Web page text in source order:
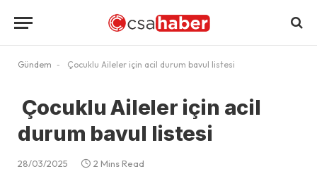
Gündem - Çocuklu Aileler için acil durum bavul listesi
Çocuklu Aileler için acil
durum bavul listesi
28/03/2025 2 Mins Read